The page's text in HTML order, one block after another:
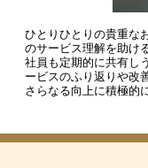
ひとりひとりの貴重な
のサービス理解を助け
社員も定期的に共有し
ービスのふり返りや改
さらなる向上に積極的